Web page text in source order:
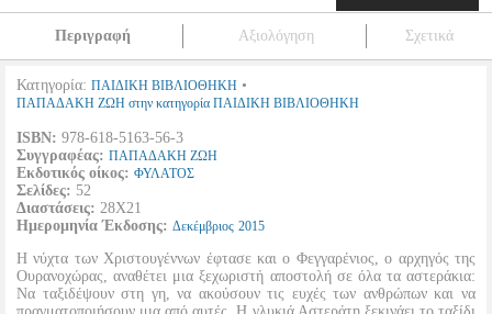
Περιγραφή Αξιολόγηση Σχετικά
Κατηγορία: ΠΑΙΔΙΚΗ ΒΙΒΛΙΟΘΗΚΗ •
ΠΑΠΑΔΑΚΗ ΖΩΗ στην κατηγορία ΠΑΙΔΙΚΗ ΒΙΒΛΙΟΘΗΚΗ
ISBN: 978-618-5163-56-3
Συγγραφέας: ΠΑΠΑΔΑΚΗ ΖΩΗ
Εκδοτικός οίκος: ΦΥΛΑΤΟΣ
Σελίδες: 52
Διαστάσεις: 28Χ21
Ημερομηνία Έκδοσης: Δεκέμβριος 2015
Η νύχτα των Χριστουγέννων έφτασε και ο Φεγγαρένιος, ο αρχηγός της
Ουρανοχώρας, αναθέτει μια ξεχωριστή αποστολή σε όλα τα αστεράκια:
Να ταξιδέψουν στη γη, να ακούσουν τις ευχές των ανθρώπων και να